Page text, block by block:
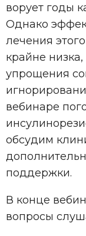
ворует годы
Однако
лечения
крайне
упрощения
вебинаре
обсудим
поддержки.
В конце
вопросы